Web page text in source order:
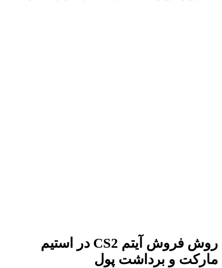
روش فروش آیتم CS2 در استیم
مارکت و برداشت پول